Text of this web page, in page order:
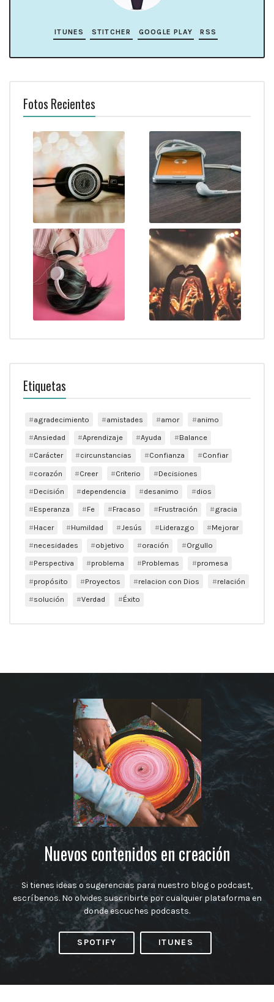
ITUNES STITCHER GOOGLE PLAY RSS
Fotos Recientes
Etiquetas
agradecimiento amistades amor
animo
Ansiedad
Aprendizaje Ayuda
Balance
Carácter
circunstancias Confianza
Confiar
corazón
Creer Criterio
Decisiones
Decisión
dependencia desanimo
dios
Esperanza
Fe Fracaso Frustración
gracia
Hacer
Humildad Jesús Liderazgo
Mejorar
necesidades
objetivo oración
Orgullo
Perspectiva
problema Problemas
promesa
propósito
Proyectos relacion con Dios
relación
solución
Verdad Éxito
Nuevos contenidos en creación
Si tienes ideas o sugerencias para nuestro blog o podcast,
escríbenos. No olvides suscribirte por cualquier plataforma en
donde escuches podcasts.
SPOTIFY ITUNES